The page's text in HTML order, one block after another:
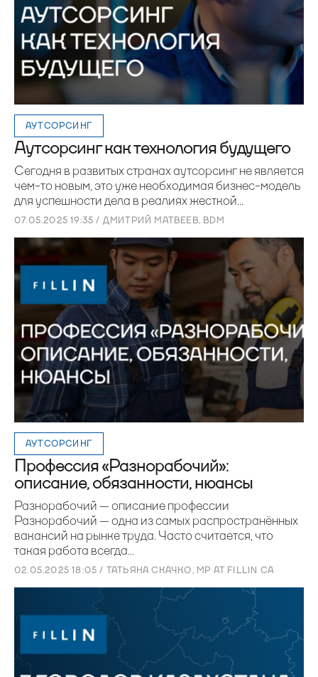
АУТСОРСИНГ
Аутсорсинг как технология будущего
Сегодня в развитых странах аутсорсинг не является
чем-то новым, это уже необходимая бизнес-модель
для успешности дела в реалиях жесткой...
07.05.2025 19:35 / ДМИТРИЙ МАТВЕЕВ, BDM
АУТСОРСИНГ
Профессия «Разнорабочий»:
описание, обязанности, нюансы
Разнорабочий — описание профессии
Разнорабочий — одна из самых распространённых
вакансий на рынке труда. Часто считается, что
такая работа всегда...
02.05.2025 18:05 / ТАТЬЯНА СКАЧКО, MP AT FILLIN CA